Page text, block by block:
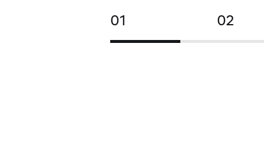
01 02